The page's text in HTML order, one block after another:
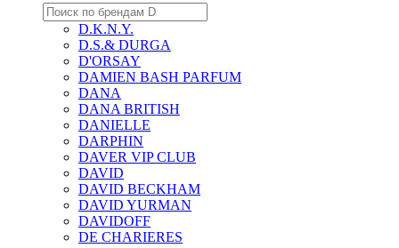
D.K.N.Y.
D.S.& DURGA
D'ORSAY
DAMIEN BASH PARFUM
DANA
DANA BRITISH
DANIELLE
DARPHIN
DAVER VIP CLUB
DAVID
DAVID BECKHAM
DAVID YURMAN
DAVIDOFF
DE CHARIERES